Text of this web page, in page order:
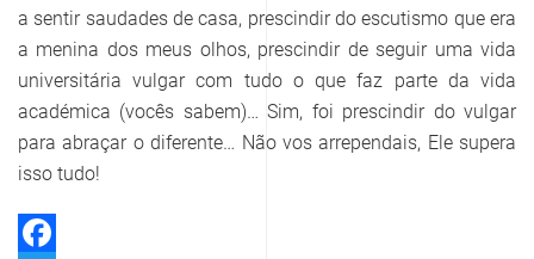
a sentir saudades de casa, prescindir do escutismo que era
a menina dos meus olhos, prescindir de seguir uma vida
universitária vulgar com tudo o que faz parte da vida
académica (vocês sabem)… Sim, foi prescindir do vulgar
para abraçar o diferente… Não vos arrependais, Ele supera
isso tudo!